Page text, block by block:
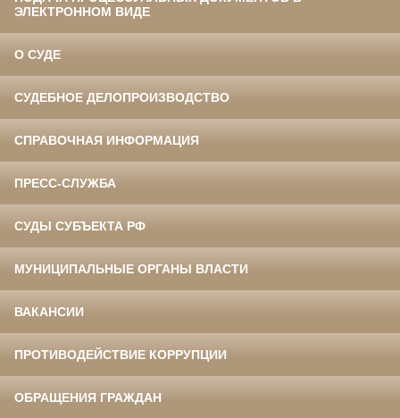
ЭЛЕКТРОННОМ ВИДЕ
О СУДЕ
СУДЕБНОЕ ДЕЛОПРОИЗВОДСТВО
СПРАВОЧНАЯ ИНФОРМАЦИЯ
ПРЕСС-СЛУЖБА
СУДЫ СУБЪЕКТА РФ
МУНИЦИПАЛЬНЫЕ ОРГАНЫ ВЛАСТИ
ВАКАНСИИ
ПРОТИВОДЕЙСТВИЕ КОРРУПЦИИ
ОБРАЩЕНИЯ ГРАЖДАН